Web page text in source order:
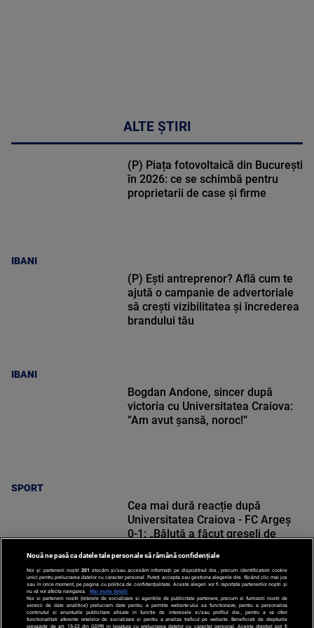
ALTE ȘTIRI
IBANI
(P) Piața fotovoltaică din București
în 2026: ce se schimbă pentru
proprietarii de case și firme
IBANI
(P) Ești antreprenor? Află cum te
ajută o campanie de advertoriale
să crești vizibilitatea și încrederea
brandului tău
SPORT
Bogdan Andone, sincer după
victoria cu Universitatea Craiova:
”Am avut șansă, noroc!”
SPORT
Cea mai dură reacție după
Universitatea Craiova - FC Argeș
0-1: „Băluță a făcut greșeli de
Nouă ne pasă ca datele tale personale să rămână confidențiale
Noi și partenerii noștri 201 stocăm și/sau accesăm informații pe dispozitivul dvs., precum identificatorii cookie
unici pentru prelucrarea datelor cu caracter personal. Puteți accepta sau gestiona alegerile dvs. făcând clic mai jos
sau în orice moment, pe pagina cu politica de confidențialitate. Aceste alegeri vor fi raportate partenerilor noștri și
nu vă vor afecta navigarea.
Mai multe detalii
Noi si partenerii nostri (retelele de socializare si agentiile de publicitate partenere, precum si furnizorii nostri de
servicii de date analitice) prelucram date pentru a permite website-ului sa functioneze, pentru a personaliza
continutul si anunturile publicitare afisate in functie de interesele si/sau profilul dvs., pentru a va oferi
functionalitati aferente retelelor de socializare si pentru a analiza traficul pe website. Beneficiati de drepturile
prevazute de art. 15-22 din GDPR in legatura cu prelucrarea datelor cu caracter personal. Aceste drepturi pot fi